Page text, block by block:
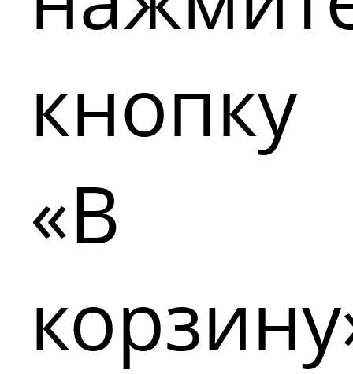
кнопку
«В